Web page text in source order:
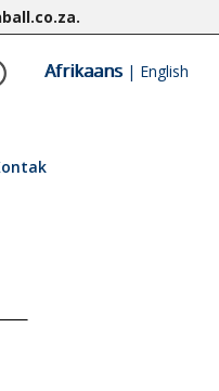
.
Afrikaans| English